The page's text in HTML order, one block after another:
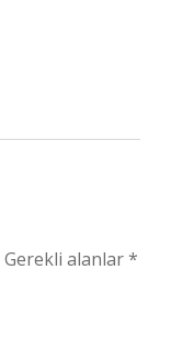
Gerekli alanlar*